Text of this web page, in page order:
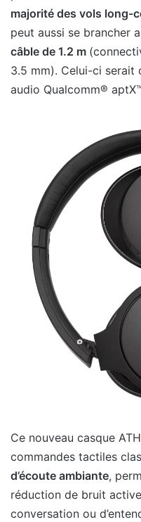
majorité des vols long-
peut aussi se brancher
câble de 1.2 m
3.5 mm). Celui-ci serait
audio Qualcomm®
Ce nouveau casque
commandes tactiles
d’écoute ambiante,
réduction de bruit
conversation ou